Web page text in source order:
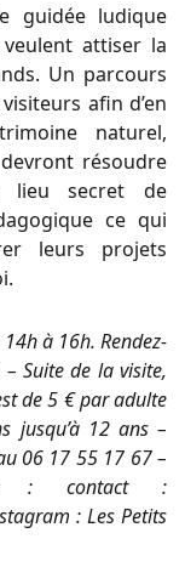
guidée ludique
attiser la
Un parcours
afin d’en
naturel,
résoudre
lieu secret de
ce qui
leurs projets
à 16h. Rendez-
Suite de la visite,
de 5 € par adulte
12 ans –
06 17 55 17 67 –
: contact :
: Les Petits